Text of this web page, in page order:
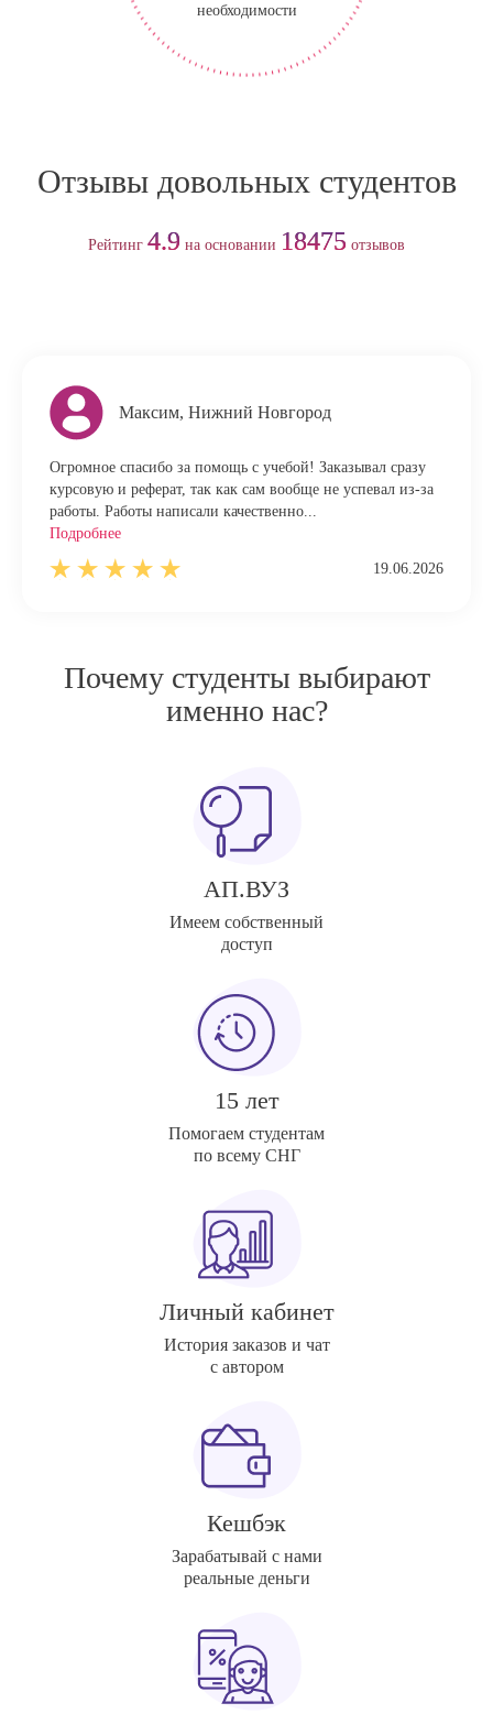
необходимости
Отзывы довольных студентов
Рейтинг 4.9 на основании 18475 отзывов
Максим, Нижний Новгород
Огромное спасибо за помощь с учебой! Заказывал сразу
курсовую и реферат, так как сам вообще не успевал из-за
работы. Работы написали качественно...
Подробнее
19.06.2026
Почему студенты выбирают
именно нас?
АП.ВУЗ
Имеем собственный
доступ
15 лет
Помогаем студентам
по всему СНГ
Личный кабинет
История заказов и чат
с автором
Кешбэк
Зарабатывай с нами
реальные деньги